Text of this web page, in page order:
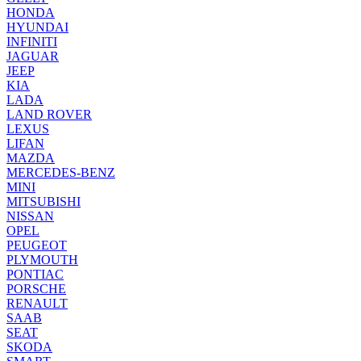
HONDA
HYUNDAI
INFINITI
JAGUAR
JEEP
KIA
LADA
LAND ROVER
LEXUS
LIFAN
MAZDA
MERCEDES-BENZ
MINI
MITSUBISHI
NISSAN
OPEL
PEUGEOT
PLYMOUTH
PONTIAC
PORSCHE
RENAULT
SAAB
SEAT
SKODA